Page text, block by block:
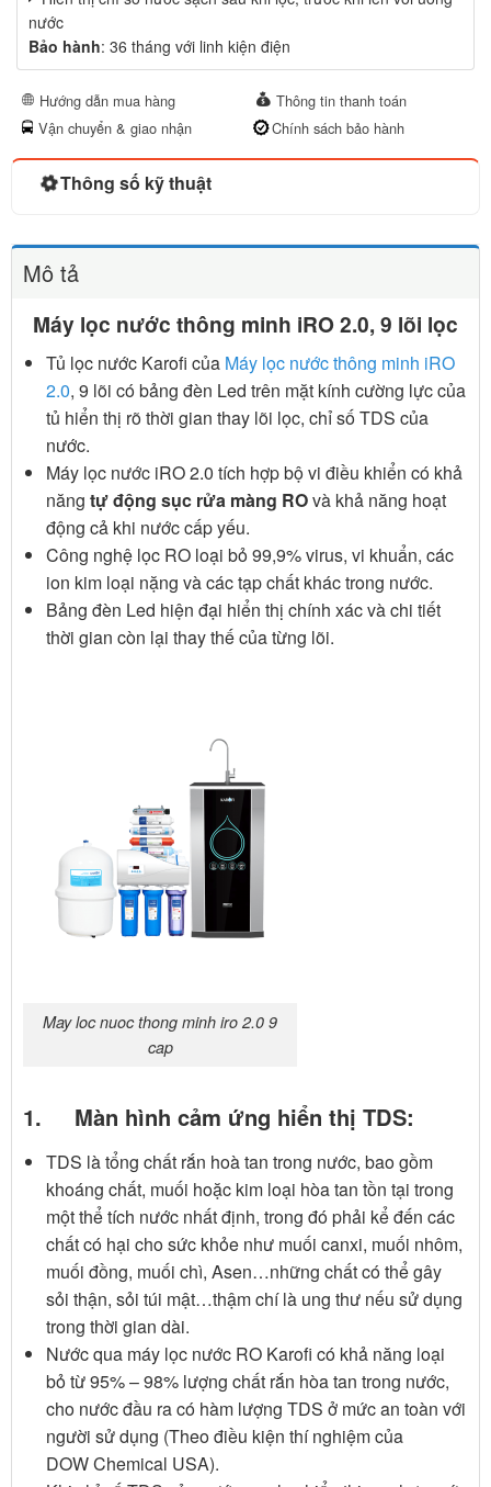
nước
Bảo hành: 36 tháng với linh kiện điện
Hướng dẫn mua hàng
Thông tin thanh toán
Vận chuyển & giao nhận
Chính sách bảo hành
Mô tả
Máy lọc nước thông minh iRO 2.0, 9 lõi lọc
Tủ lọc nước Karofi của Máy lọc nước thông minh iRO
2.0, 9 lõi có bảng đèn Led trên mặt kính cường lực của
tủ hiển thị rõ thời gian thay lõi lọc, chỉ số TDS của
nước.
Máy lọc nước iRO 2.0 tích hợp bộ vi điều khiển có khả
năng tự động sục rửa màng ROvà khả năng hoạt
động cả khi nước cấp yếu.
Công nghệ lọc RO loại bỏ 99,9% virus, vi khuẩn, các
ion kim loại nặng và các tạp chất khác trong nước.
Bảng đèn Led hiện đại hiển thị chính xác và chi tiết
thời gian còn lại thay thế của từng lõi.
May loc nuoc thong minh iro 2.0 9
cap
1. Màn hình cảm ứng hiển thị TDS:
TDS là tổng chất rắn hoà tan trong nước, bao gồm
khoáng chất, muối hoặc kim loại hòa tan tồn tại trong
một thể tích nước nhất định, trong đó phải kể đến các
chất có hại cho sức khỏe như muối canxi, muối nhôm,
muối đồng, muối chì, Asen…những chất có thể gây
sỏi thận, sỏi túi mật…thậm chí là ung thư nếu sử dụng
trong thời gian dài.
Nước qua máy lọc nước RO Karofi có khả năng loại
bỏ từ 95% – 98% lượng chất rắn hòa tan trong nước,
cho nước đầu ra có hàm lượng TDS ở mức an toàn với
người sử dụng (Theo điều kiện thí nghiệm của
DOW Chemical USA).
Thông số kỹ thuật